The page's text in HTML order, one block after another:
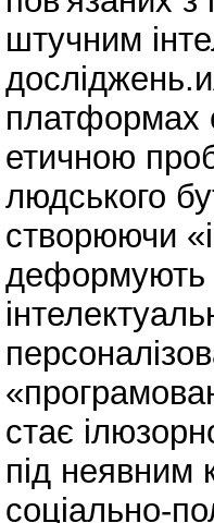
штучним
платформах
етичною
людського
створюючи
деформують
стає
під неявним
соціально-